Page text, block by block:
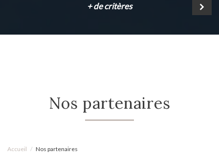
+ de critères
nos partenaires
Accueil Nos partenaires